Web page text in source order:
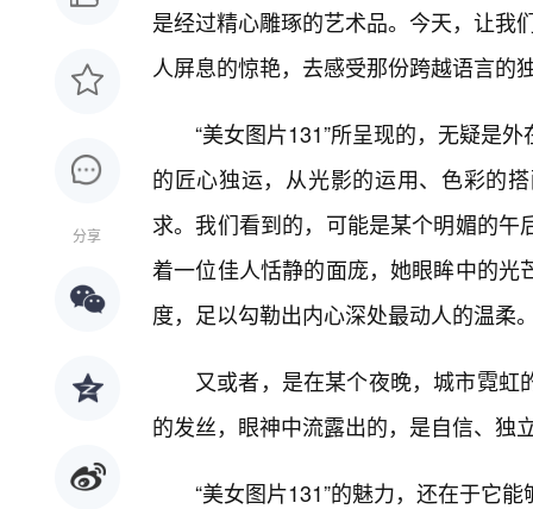
分享
是经过精心雕琢的艺术品。今天，让我
人屏息的惊艳，去感受那份跨越语言的
“美女图片131”所呈现的，无疑是
的匠心独运，从光影的运用、色彩的
求。我们看到的，可能是某个明媚的
着一位佳人恬静的面庞，她眼眸中的
度，足以勾勒出内心深处最动人的温柔
又或者，是在某个夜晚，城市霓
的发丝，眼神中流露出的，是自信、独
“美女图片131”的魅力，还在于它